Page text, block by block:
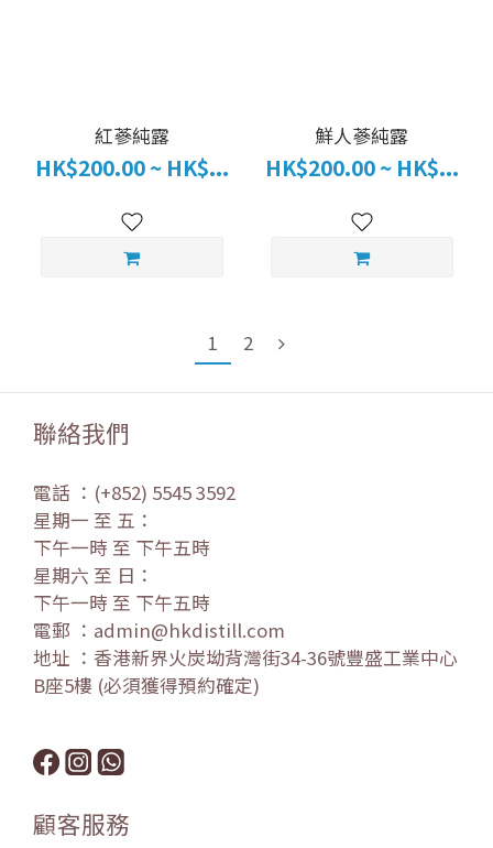
紅蔘純露
HK$200.00 ~ HK$...
鮮人蔘純露
HK$200.00 ~ HK$...
1 2
聯絡我們
電話 ：(+852) 5545 3592
星期一 至 五：
下午一時 至 下午五時
星期六 至 日：
下午一時 至 下午五時
電郵 ：admin@hkdistill.com
地址 ：香港新界火炭坳背灣街34-36號豐盛工業中心
B座5樓 (必須獲得預約確定)
顧客服務